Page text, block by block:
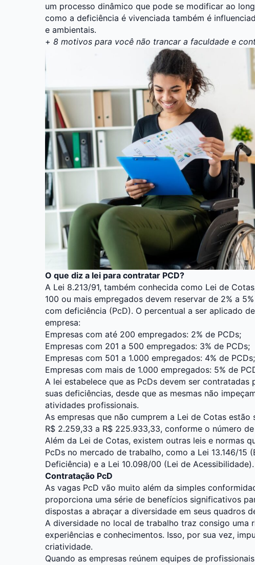
um processo dinâmico que pode se modificar ao
como a deficiência é vivenciada também é
e ambientais.
+ 8 motivos para você não trancar a faculdade e
O que diz a lei para contratar PCD?
A Lei 8.213/91, também conhecida como Lei de
100 ou mais empregados devem reservar de 2% a
com deficiência (PcD). O percentual a ser aplicado
empresa:
Empresas com até 200 empregados: 2% de PCDs;
Empresas com 201 a 500 empregados: 3% de PCDs;
Empresas com 501 a 1.000 empregados: 4% de PCDs;
Empresas com mais de 1.000 empregados: 5% de
A lei estabelece que as PcDs devem ser
suas deficiências, desde que as mesmas não
atividades profissionais.
As empresas que não cumprem a Lei de Cotas
R$ 2.259,33 a R$ 225.933,33, conforme o número
Além da Lei de Cotas, existem outras leis e normas
PcDs no mercado de trabalho, como a Lei 13.146/15
Deficiência) e a Lei 10.098/00 (Lei de Acessibilidade).
Contratação PcD
As vagas PcD vão muito além da simples
proporciona uma série de benefícios significativos
dispostas a abraçar a diversidade em seus quadros
A diversidade no local de trabalho traz consigo uma
experiências e conhecimentos. Isso, por sua vez,
criatividade.
Quando as empresas reúnem equipes de